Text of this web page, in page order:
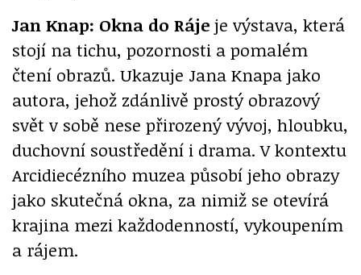
Jan Knap: Okna do Ráje je výstava, která
stojí na tichu, pozornosti a pomalém
čtení obrazů. Ukazuje Jana Knapa jako
autora, jehož zdánlivě prostý obrazový
svět v sobě nese přirozený vývoj, hloubku,
duchovní soustředění i drama. V kontextu
Arcidiecézního muzea působí jeho obrazy
jako skutečná okna, za nimiž se otevírá
krajina mezi každodenností, vykoupením
a rájem.